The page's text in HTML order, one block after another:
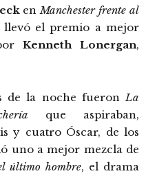
en Manchester frente al
llevó el premio a mejor
Kenneth Lonergan,
de la noche fueron La
que aspiraban,
y cuatro Óscar, de los
uno a mejor mezcla de
último hombre, el drama